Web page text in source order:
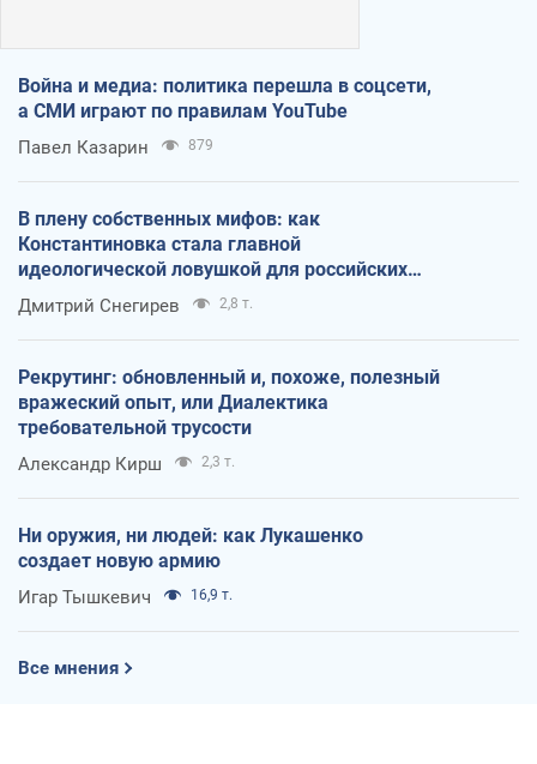
Война и медиа: политика перешла в соцсети,
а СМИ играют по правилам YouTube
Павел Казарин 879
В плену собственных мифов: как
Константиновка стала главной
идеологической ловушкой для российских
оккупантов
Дмитрий Снегирев 2,8 т.
Рекрутинг: обновленный и, похоже, полезный
вражеский опыт, или Диалектика
требовательной трусости
Александр Кирш 2,3 т.
Ни оружия, ни людей: как Лукашенко
создает новую армию
Игар Тышкевич 16,9 т.
Все мнения